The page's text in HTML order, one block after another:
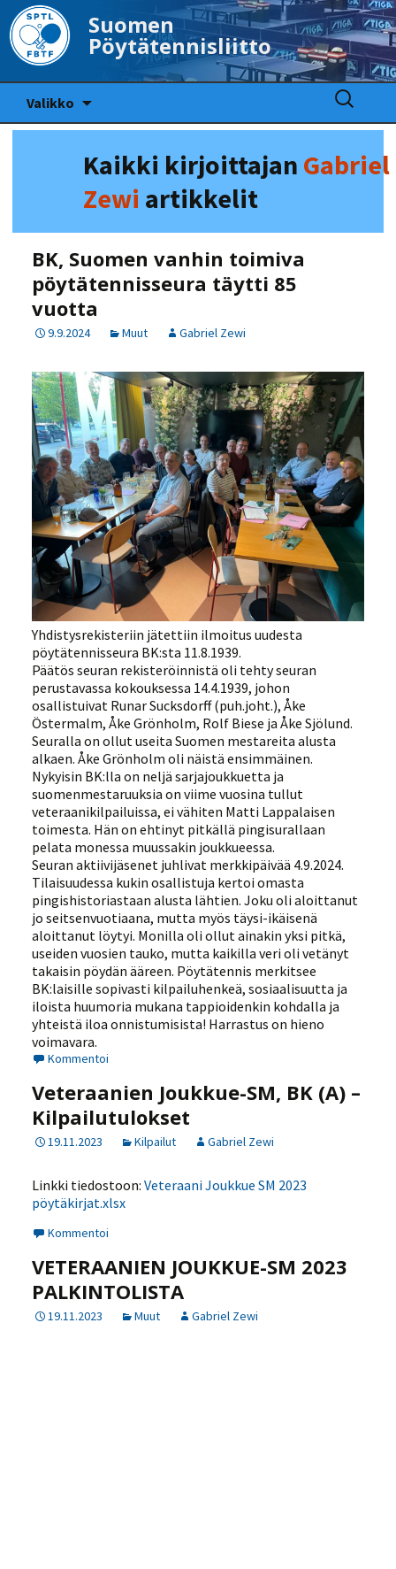
Suomen
Pöytätennisliitto
Valikko
Haku:
Kaikki kirjoittajan Gabriel
Zewi artikkelit
BK, Suomen vanhin toimiva
pöytätennisseura täytti 85
vuotta
9.9.2024 Muut Gabriel Zewi
Yhdistysrekisteriin jätettiin ilmoitus uudesta
pöytätennisseura BK:sta 11.8.1939.
Päätös seuran rekisteröinnistä oli tehty seuran
perustavassa kokouksessa 14.4.1939, johon
osallistuivat Runar Sucksdorff (puh.joht.), Åke
Östermalm, Åke Grönholm, Rolf Biese ja Åke Sjölund.
Seuralla on ollut useita Suomen mestareita alusta
alkaen. Åke Grönholm oli näistä ensimmäinen.
Nykyisin BK:lla on neljä sarjajoukkuetta ja
suomenmestaruuksia on viime vuosina tullut
veteraanikilpailuissa, ei vähiten Matti Lappalaisen
toimesta. Hän on ehtinyt pitkällä pingisurallaan
pelata monessa muussakin joukkueessa.
Seuran aktiivijäsenet juhlivat merkkipäivää 4.9.2024.
Tilaisuudessa kukin osallistuja kertoi omasta
pingishistoriastaan alusta lähtien. Joku oli aloittanut
jo seitsenvuotiaana, mutta myös täysi-ikäisenä
aloittanut löytyi. Monilla oli ollut ainakin yksi pitkä,
useiden vuosien tauko, mutta kaikilla veri oli vetänyt
takaisin pöydän ääreen. Pöytätennis merkitsee
BK:laisille sopivasti kilpailuhenkeä, sosiaalisuutta ja
iloista huumoria mukana tappioidenkin kohdalla ja
yhteistä iloa onnistumisista! Harrastus on hieno
voimavara.
Kommentoi
Veteraanien Joukkue-SM, BK (A) –
Kilpailutulokset
19.11.2023 Kilpailut Gabriel Zewi
Linkki tiedostoon:Veteraani Joukkue SM 2023
pöytäkirjat.xlsx
Kommentoi
VETERAANIEN JOUKKUE-SM 2023
PALKINTOLISTA
19.11.2023 Muut Gabriel Zewi